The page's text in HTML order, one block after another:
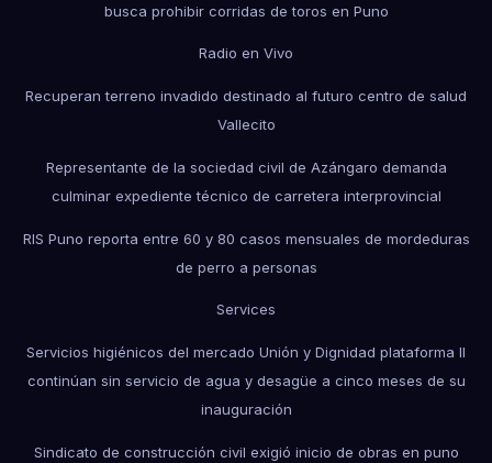
busca prohibir corridas de toros en Puno
Radio en Vivo
Recuperan terreno invadido destinado al futuro centro de salud
Vallecito
Representante de la sociedad civil de Azángaro demanda
culminar expediente técnico de carretera interprovincial
RIS Puno reporta entre 60 y 80 casos mensuales de mordeduras
de perro a personas
Services
Servicios higiénicos del mercado Unión y Dignidad plataforma II
continúan sin servicio de agua y desagüe a cinco meses de su
inauguración
Sindicato de construcción civil exigió inicio de obras en puno